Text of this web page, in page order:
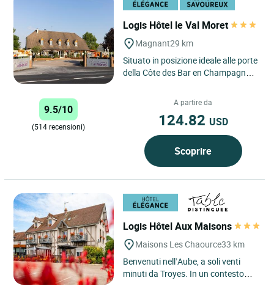
Logis Hôtel le Val Moret
Magnant29 km
Situato in posizione ideale alle porte
della Côte des Bar en Champagne,
m dall'uscita...
9.5/10
(514 recensioni)
A partire da
124.82 USD
Scoprire
Logis Hôtel Aux Maisons
Maisons Les Chaource33 km
Benvenuti nell’Aube, a soli venti
minuti da Troyes. In un contesto